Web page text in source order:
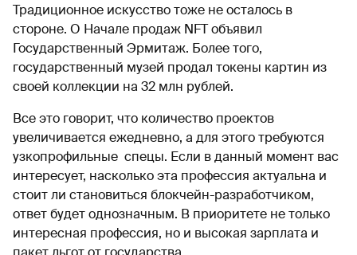
Традиционное искусство тоже не осталось в
стороне. О Начале продаж NFTобъявил
Государственный Эрмитаж. Более того,
государственный музей продал токены картин из
своей коллекции на 32 млн рублей.
Все это говорит, что количество проектов
увеличивается ежедневно, а для этого требуются
узкопрофильные спецы. Если в данный момент вас
интересует, насколько эта профессия актуальна и
стоит ли становиться блокчейн-разработчиком,
ответ будет однозначным. В приоритете не только
интересная профессия, но и высокая зарплата и